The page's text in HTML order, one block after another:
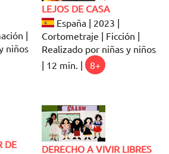
|
niños
LEJOS DE CASA
España | 2023 |
Cortometraje | Ficción |
Realizado por niñas y niños
| 12 min. |
8+
DE
DERECHO A VIVIR LIBRES